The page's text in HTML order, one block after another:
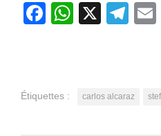
Facebook
X
Étiquettes : carlos alcaraz